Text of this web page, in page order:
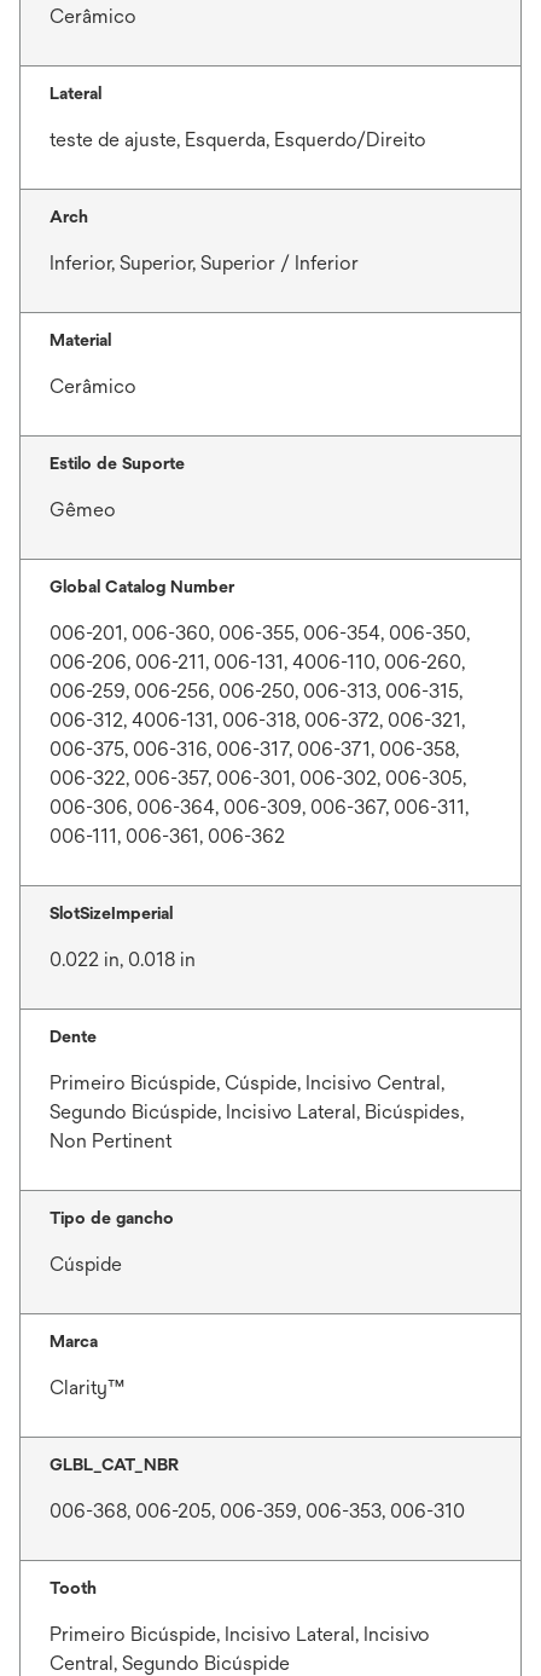
Cerâmico
Lateral
teste de ajuste, Esquerda, Esquerdo/Direito
Arch
Inferior, Superior, Superior / Inferior
Material
Cerâmico
Estilo de Suporte
Gêmeo
Global Catalog Number
006-201, 006-360, 006-355, 006-354, 006-350,
006-206, 006-211, 006-131, 4006-110, 006-260,
006-259, 006-256, 006-250, 006-313, 006-315,
006-312, 4006-131, 006-318, 006-372, 006-321,
006-375, 006-316, 006-317, 006-371, 006-358,
006-322, 006-357, 006-301, 006-302, 006-305,
006-306, 006-364, 006-309, 006-367, 006-311,
006-111, 006-361, 006-362
SlotSizeImperial
0.022 in, 0.018 in
Dente
Primeiro Bicúspide, Cúspide, Incisivo Central,
Segundo Bicúspide, Incisivo Lateral, Bicúspides,
Non Pertinent
Tipo de gancho
Cúspide
Marca
Clarity™
GLBL_CAT_NBR
006-368, 006-205, 006-359, 006-353, 006-310
Tooth
Primeiro Bicúspide, Incisivo Lateral, Incisivo
Central, Segundo Bicúspide